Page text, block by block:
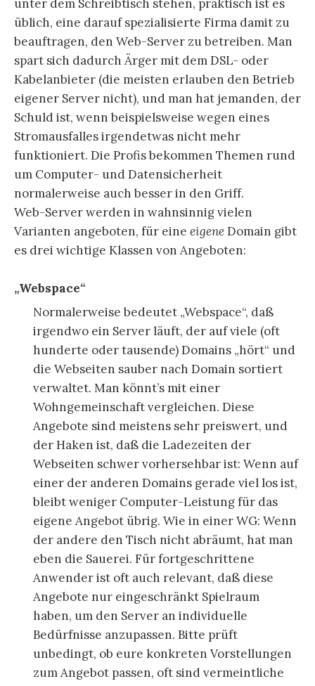
unter dem Schreibtisch stehen, praktisch ist es
üblich, eine darauf spezialisierte Firma damit zu
beauftragen, den Web-Server zu betreiben. Man
spart sich dadurch Ärger mit dem DSL- oder
Kabelanbieter (die meisten erlauben den Betrieb
eigener Server nicht), und man hat jemanden, der
Schuld ist, wenn beispielsweise wegen eines
Stromausfalles irgendetwas nicht mehr
funktioniert. Die Profis bekommen Themen rund
um Computer- und Datensicherheit
normalerweise auch besser in den Griff.
Web-Server werden in wahnsinnig vielen
Varianten angeboten, für eine eigeneDomain gibt
es drei wichtige Klassen von Angeboten:
„Webspace“
Normalerweise bedeutet „Webspace“, daß
irgendwo ein Server läuft, der auf viele (oft
hunderte oder tausende) Domains „hört“ und
die Webseiten sauber nach Domain sortiert
verwaltet. Man könnt’s mit einer
Wohngemeinschaft vergleichen. Diese
Angebote sind meistens sehr preiswert, und
der Haken ist, daß die Ladezeiten der
Webseiten schwer vorhersehbar ist: Wenn auf
einer der anderen Domains gerade viel los ist,
bleibt weniger Computer-Leistung für das
eigene Angebot übrig. Wie in einer WG: Wenn
der andere den Tisch nicht abräumt, hat man
eben die Sauerei. Für fortgeschrittene
Anwender ist oft auch relevant, daß diese
Angebote nur eingeschränkt Spielraum
haben, um den Server an individuelle
Bedürfnisse anzupassen. Bitte prüft
unbedingt, ob eure konkreten Vorstellungen
zum Angebot passen, oft sind vermeintliche